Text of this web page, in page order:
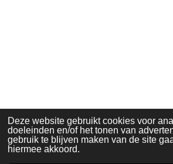
Deze website gebruikt cookies voor
doeleinden en/of het tonen van
gebruik te blijven maken van de site
hiermee akkoord.